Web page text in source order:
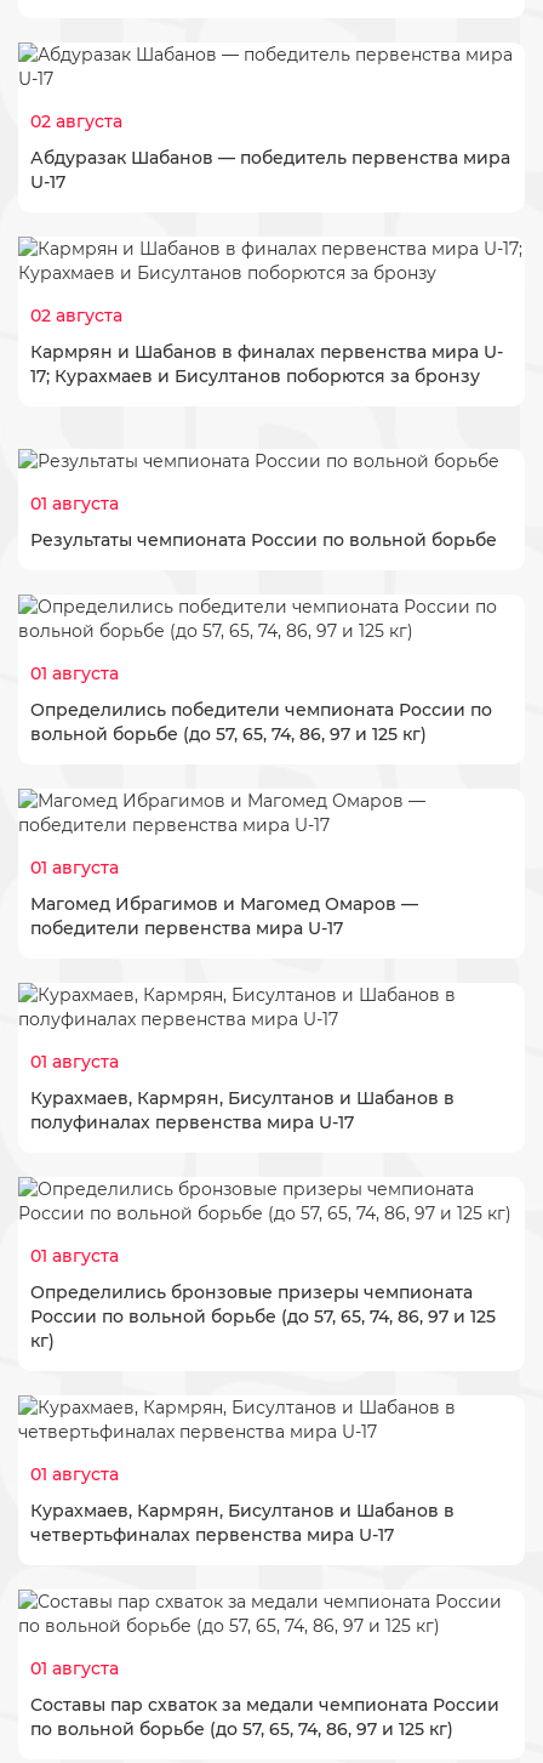
02 августа
Абдуразак Шабанов — победитель первенства мира
U-17
02 августа
​Кармрян и Шабанов в финалах первенства мира U-
17; Курахмаев и Бисултанов поборются за бронзу
01 августа
Результаты чемпионата России по вольной борьбе
01 августа
Определились победители чемпионата России по
вольной борьбе (до 57, 65, 74, 86, 97 и 125 кг)
01 августа
​Магомед Ибрагимов и Магомед Омаров —
победители первенства мира U-17
01 августа
​Курахмаев, Кармрян, Бисултанов и Шабанов в
полуфиналах первенства мира U-17
01 августа
Определились бронзовые призеры чемпионата
России по вольной борьбе (до 57, 65, 74, 86, 97 и 125
кг)
01 августа
Курахмаев, Кармрян, Бисултанов и Шабанов в
четвертьфиналах первенства мира U-17
01 августа
Составы пар схваток за медали чемпионата России
по вольной борьбе (до 57, 65, 74, 86, 97 и 125 кг)